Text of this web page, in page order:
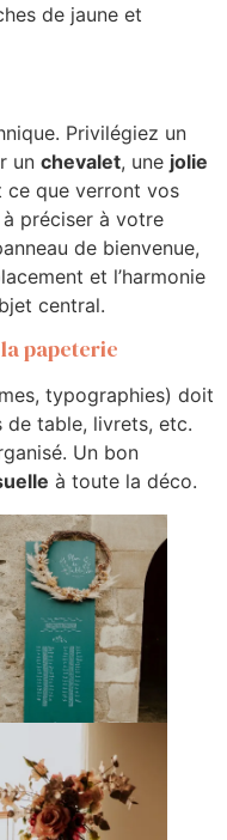
de jaune et
Privilégiez un
un chevalet, une jolie
ce que verront vos
à préciser à votre
de bienvenue,
et l’harmonie
central.
papeterie
typographies) doit
de table, livrets, etc.
Un bon
à toute la déco.